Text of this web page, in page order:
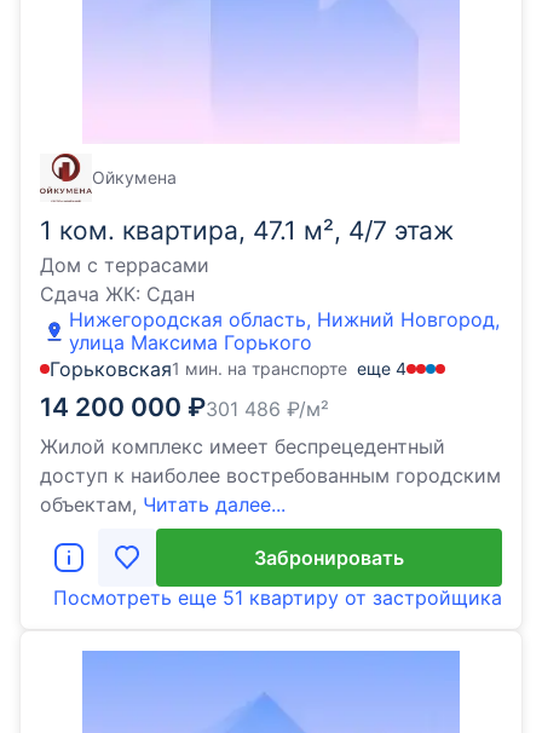
1 ком. квартира, 47.1 м², 4/7 этаж
Дом с террасами
Сдача ЖК: Сдан
Нижегородская область, Нижний Новгород,
улица Максима Горького
Горьковская1 мин. на транспорте еще 4
14 200 000 ₽301 486 ₽/м²
Жилой комплекс имеет беспрецедентный
доступ к наиболее востребованным городским
объектам, Читать далее...
Ойкумена
Забронировать
Посмотреть еще 51 квартиру от застройщика